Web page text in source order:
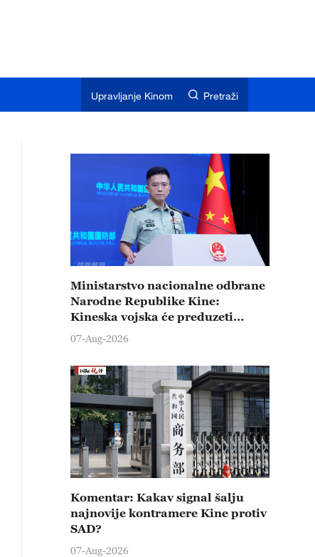
Upravljanje Kinom Pretraži
Ministarstvo nacionalne odbrane
Narodne Republike Kine:
Kineska vojska će preduzeti
čvrste kontramere protiv svih
provokativnih pokušaja
izazivanja nemira
07-Aug-2026
Komentar: Kakav signal šalju
najnovije kontramere Kine protiv
SAD?
07-Aug-2026